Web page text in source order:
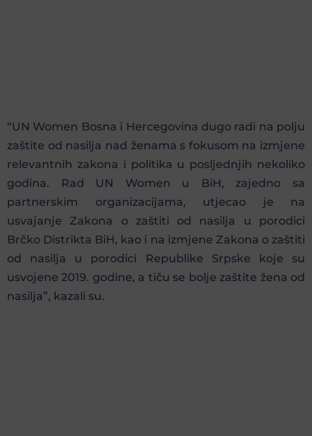
“UN Women Bosna i Hercegovina dugo radi na polju
zaštite od nasilja nad ženama s fokusom na izmjene
relevantnih zakona i politika u posljednjih nekoliko
godina. Rad UN Women u BiH, zajedno sa
partnerskim organizacijama, utjecao je na
usvajanje Zakona o zaštiti od nasilja u porodici
Brčko Distrikta BiH, kao i na izmjene Zakona o zaštiti
od nasilja u porodici Republike Srpske koje su
usvojene 2019. godine, a tiču se bolje zaštite žena od
nasilja”, kazali su.